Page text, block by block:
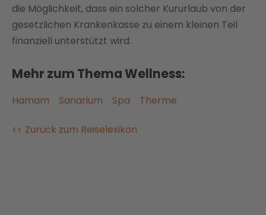
die Möglichkeit, dass ein solcher Kururlaub von der
gesetzlichen Krankenkasse zu einem kleinen Teil
finanziell unterstützt wird.
Mehr zum Thema Wellness:
Hamam Sanarium Spa Therme
<< Zurück zum Reiselexikon